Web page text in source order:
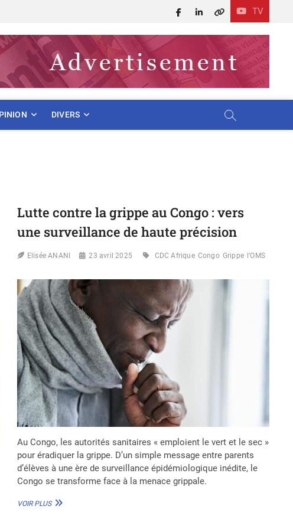
TV
Facebook
LinkedIn
X
DIVERS
Lutte contre la grippe au Congo : vers
une surveillance de haute précision
Elisée ANANI 23 avril 2025 CDC Afrique Congo Grippe l’OMS
Au Congo, les autorités sanitaires « emploient le vert et le sec »
pour éradiquer la grippe. D’un simple message entre parents
d’élèves à une ère de surveillance épidémiologique inédite, le
Congo se transforme face à la menace grippale.
VOIR PLUSLUTTE